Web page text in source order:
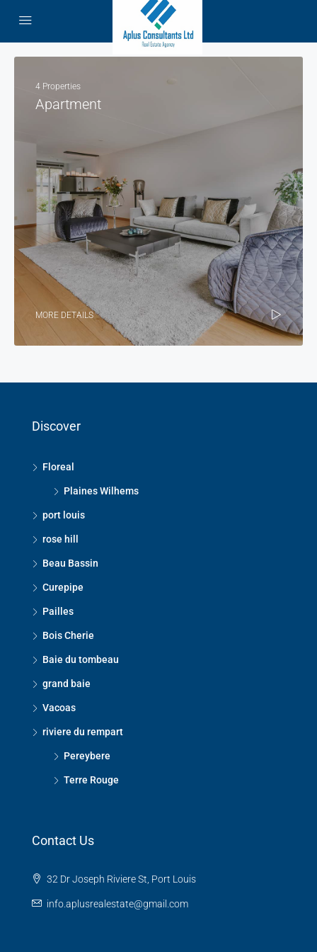
4 Properties
Apartment
MORE DETAILS
Discover
Floreal
Plaines Wilhems
port louis
rose hill
Beau Bassin
Curepipe
Pailles
Bois Cherie
Baie du tombeau
grand baie
Vacoas
riviere du rempart
Pereybere
Terre Rouge
Contact Us
32 Dr Joseph Riviere St, Port Louis
info.aplusrealestate@gmail.com